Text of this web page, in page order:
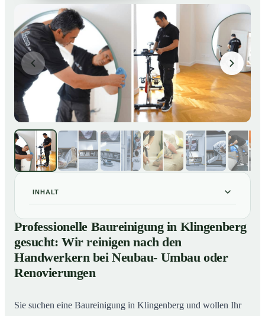
INHALT
01 Professionelle Baureinigung in Klingenberg gesucht:
Wir reinigen nach den Handwerkern bei Neubau-
Umbau oder Renovierungen
02Baureinigung in Klingenberg – Profis im Einsatz
Professionelle Baureinigung in Klingenberg
gesucht: Wir reinigen nach den
Handwerkern bei Neubau- Umbau oder
Renovierungen
Sie suchen eine Baureinigung in Klingenberg und wollen Ihr